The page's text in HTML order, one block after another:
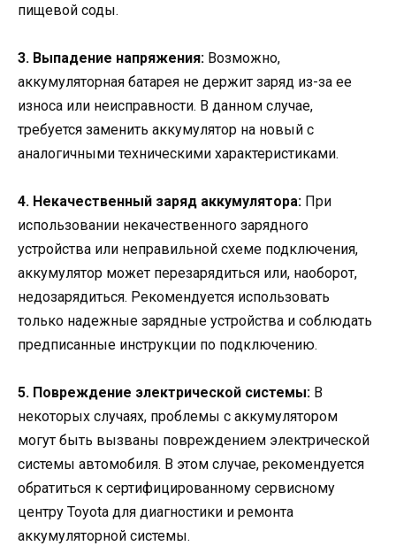
пищевой соды.
3. Выпадение напряжения: Возможно,
аккумуляторная батарея не держит заряд из-за ее
износа или неисправности. В данном случае,
требуется заменить аккумулятор на новый с
аналогичными техническими характеристиками.
4. Некачественный заряд аккумулятора: При
использовании некачественного зарядного
устройства или неправильной схеме подключения,
аккумулятор может перезарядиться или, наоборот,
недозарядиться. Рекомендуется использовать
только надежные зарядные устройства и соблюдать
предписанные инструкции по подключению.
5. Повреждение электрической системы: В
некоторых случаях, проблемы с аккумулятором
могут быть вызваны повреждением электрической
системы автомобиля. В этом случае, рекомендуется
обратиться к сертифицированному сервисному
центру Toyota для диагностики и ремонта
аккумуляторной системы.